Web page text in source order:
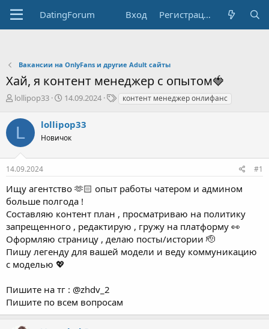
DatingForum Вход Регистрация
Вакансии на OnlyFans и другие Adult сайты
Хай, я контент менеджер с опытом🍓
А
т
о
р
е
м
lollipop33
Д
а
н
ч
а
14.09.2024
Тконтент менеджер онлифанс
L lollipop33
Новичок
14.09.2024 #1
Ищу агентство 🫶🏻 опыт работы чатером и админом
больше полгода !
Составляю контент план , просматриваю на политику
запрещенного , редактирую , гружу на платформу 👀
Оформляю страницу , делаю посты/истории 🫡
Пишу легенду для вашей модели и веду коммуникацию
с моделью 💖
Пишите на тг : @zhdv_2
Пишите по всем вопросам